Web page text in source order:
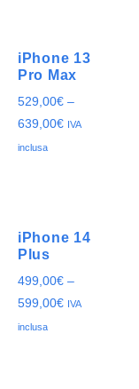
iPhone 13
Pro Max
529,00€ –
639,00€ IVA
inclusa
iPhone 14
Plus
499,00€ –
599,00€ IVA
inclusa